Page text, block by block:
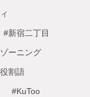
#新宿二丁目
ーニング
割語
#KuToo